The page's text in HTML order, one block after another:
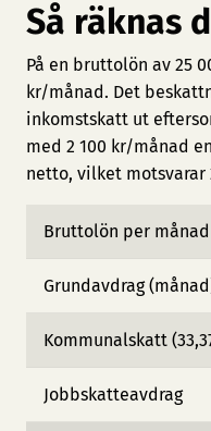
Så räknas
På en bruttolön av 25
kr/månad. Det
inkomstskatt ut
med 2 100 kr/månad
netto, vilket motsvarar
Bruttolön per månad
Grundavdrag
Kommunalskatt
Jobbskatteavdrag